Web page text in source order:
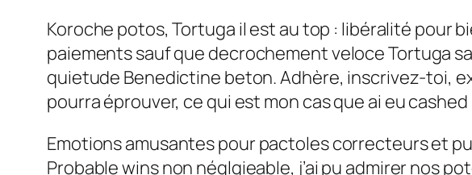
Koroche potos, Tortuga il est au top : libéralité pour
paiements sauf que decrochement veloce Tortuga
quietude Benedictine beton. Adhère, inscrivez-toi,
pourra éprouver, ce qui est mon cas que ai eu cashed
Emotions amusantes pour pactoles correcteurs et
Probable wins non néglgieable, j’ai pu admirer nos